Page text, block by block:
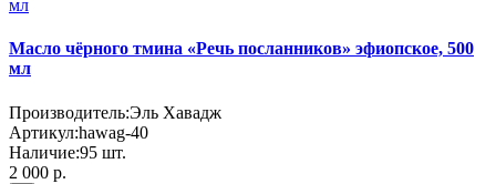
Масло чёрного тмина «Речь посланников» эфиопское, 500
мл
Производитель:Эль Хавадж
Артикул:hawag-40
Наличие:95 шт.
2 000 р.